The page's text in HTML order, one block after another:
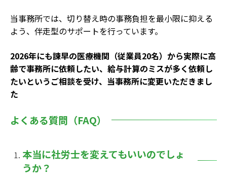
当事務所では、切り替え時の事務負担を最小限に抑える
よう、伴走型のサポートを行っています。
2026年にも諫早の医療機関（従業員20名）から実際に高
齢で事務所に依頼したい、給与計算のミスが多く依頼し
たいというご相談を受け、当事務所に変更いただきまし
た
よくある質問（FAQ）
本当に社労士を変えてもいいのでしょ
うか？